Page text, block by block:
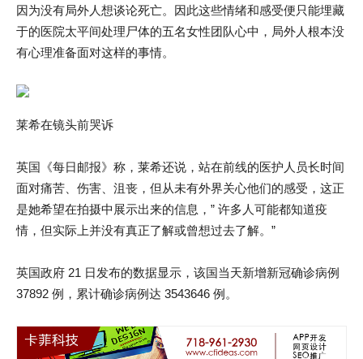
因为没有局外人想谈论死亡。因此这些情绪和感受便只能埋藏
于的医院太平间处理尸体的五名女性团队心中，局外人根本没
有心理准备面对这样的事情。
莱希在镜头前哭诉
英国《每日邮报》称，莱希还说，站在前线的医护人员长时间
面对痛苦、伤害、沮丧，但从未有外界关心他们的感受，这正
是她希望在拍摄中展示出来的信息，” 许多人可能都知道疫
情，但实际上并没有真正了解或曾想过去了解。”
英国政府 21 日发布的数据显示，该国当天新增新冠确诊病例
37892 例，累计确诊病例达 3543646 例。